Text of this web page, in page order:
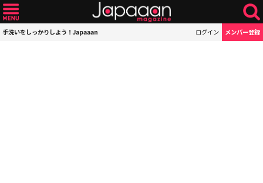
手洗いをしっかりしよう！Japaaan ログイン メンバー登録